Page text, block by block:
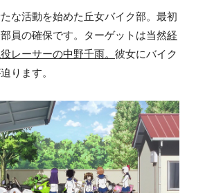
な活動を始めた丘女バイク部。最初
員の確保です。ターゲットは当然経
レーサーの中野千雨。 彼女にバイク
ります。